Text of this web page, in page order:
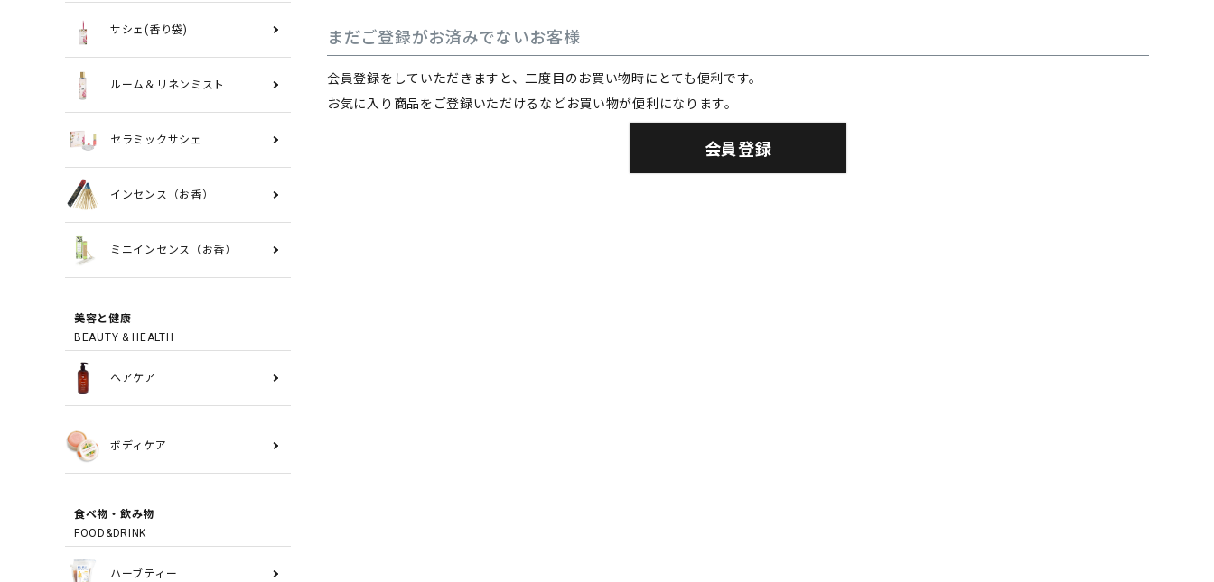
サシェ(香り袋)
ルーム＆リネンミスト
セラミックサシェ
インセンス（お香）
ミニインセンス（お香）
美容と健康
BEAUTY & HEALTH
ヘアケア
ボディケア
食べ物・飲み物
FOOD&DRINK
ハーブティー
まだご登録がお済みでないお客様
会員登録をしていただきますと、二度目のお買い物時にとても便利です。
お気に入り商品をご登録いただけるなどお買い物が便利になります。
会員登録